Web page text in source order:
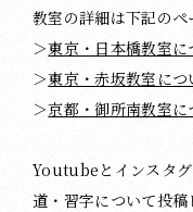
教室の詳細は下記のペ
＞東京・日本橋教室に
＞東京・赤坂教室につ
＞京都・御所南教室に
Youtubeとインスタ
道・習字について投稿